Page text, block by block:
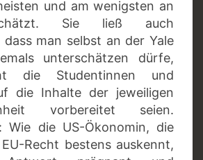
und am wenigsten an
Sie ließ auch
dass man selbst an der Yale
unterschätzen dürfe,
die Studentinnen und
die Inhalte der jeweiligen
vorbereitet seien.
Wie die US-Ökonomin, die
Recht bestens auskennt,